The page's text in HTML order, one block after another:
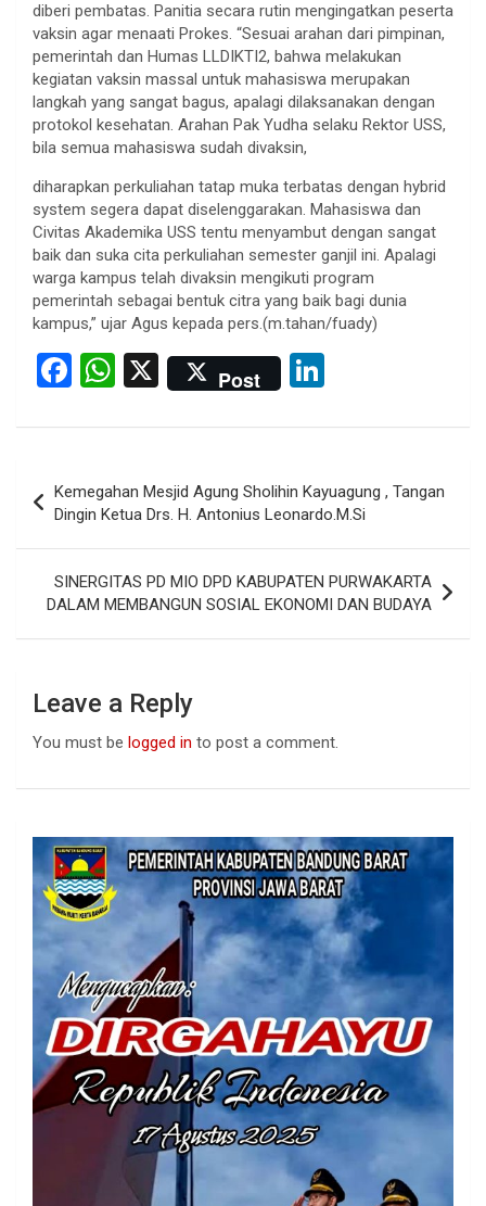
diberi pembatas. Panitia secara rutin mengingatkan peserta
vaksin agar menaati Prokes. “Sesuai arahan dari pimpinan,
pemerintah dan Humas LLDIKTI2, bahwa melakukan
kegiatan vaksin massal untuk mahasiswa merupakan
langkah yang sangat bagus, apalagi dilaksanakan dengan
protokol kesehatan. Arahan Pak Yudha selaku Rektor USS,
bila semua mahasiswa sudah divaksin,
diharapkan perkuliahan tatap muka terbatas dengan hybrid
system segera dapat diselenggarakan. Mahasiswa dan
Civitas Akademika USS tentu menyambut dengan sangat
baik dan suka cita perkuliahan semester ganjil ini. Apalagi
warga kampus telah divaksin mengikuti program
pemerintah sebagai bentuk citra yang baik bagi dunia
kampus,” ujar Agus kepada pers.(m.tahan/fuady)
F
ce
o
o
k
W
at
A
p
p
X Post
ke
n
navigation
Kemegahan Mesjid Agung Sholihin Kayuagung , Tangan
Dingin Ketua Drs. H. Antonius Leonardo.M.Si
SINERGITAS PD MIO DPD KABUPATEN PURWAKARTA
DALAM MEMBANGUN SOSIAL EKONOMI DAN BUDAYA
Leave a Reply
You must be logged in to post a comment.